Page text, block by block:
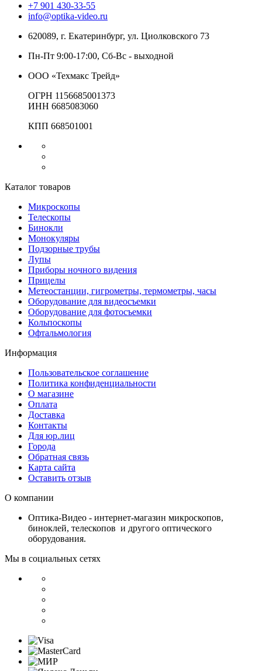
+7 901 430-33-55
info@optika-video.ru
620089, г. Екатеринбург, ул. Циолковского 73
Пн-Пт 9:00-17:00, Сб-Вс - выходной
ООО «Техмакс Трейд»
ОГРН 1156685001373
ИНН 6685083060
КПП 668501001
Каталог товаров
Микроскопы
Телескопы
Бинокли
Монокуляры
Подзорные трубы
Лупы
Приборы ночного видения
Прицелы
Метеостанции, гигрометры, термометры, часы
Оборудование для видеосъемки
Оборудование для фотосъемки
Кольпоскопы
Офтальмология
Информация
Пользовательское соглашение
Политика конфиденциальности
О магазине
Оплата
Доставка
Контакты
Для юр.лиц
Города
Обратная связь
Карта сайта
Оставить отзыв
О компании
Оптика-Видео - интернет-магазин микроскопов,
биноклей, телескопов и другого оптического
оборудования.
Мы в социальных сетях